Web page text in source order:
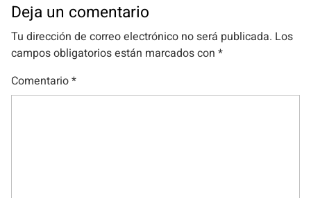
Deja un comentario
Tu dirección de correo electrónico no será publicada. Los
campos obligatorios están marcados con *
Comentario*